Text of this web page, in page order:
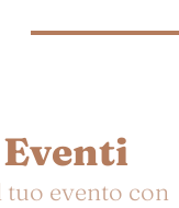
evento con